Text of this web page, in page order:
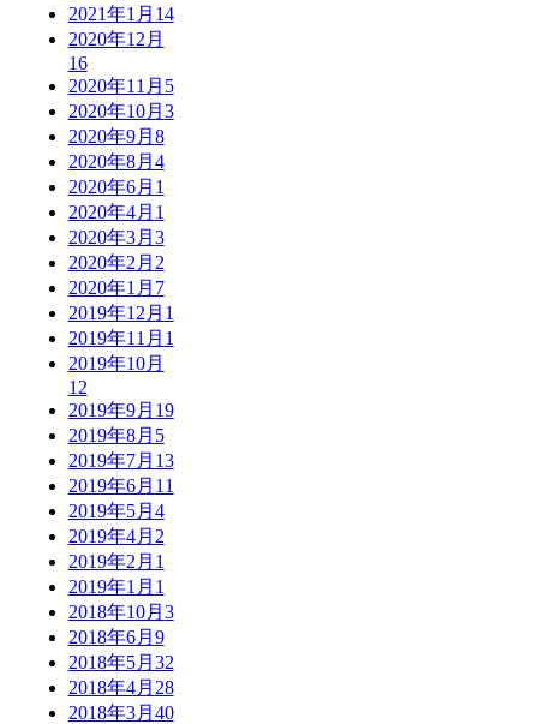
2021年1月 14
2020年12月
16
2020年11月 5
2020年10月 3
2020年9月 8
2020年8月 4
2020年6月 1
2020年4月 1
2020年3月 3
2020年2月 2
2020年1月 7
2019年12月 1
2019年11月 1
2019年10月
12
2019年9月 19
2019年8月 5
2019年7月 13
2019年6月 11
2019年5月 4
2019年4月 2
2019年2月 1
2019年1月 1
2018年10月 3
2018年6月 9
2018年5月 32
2018年4月 28
2018年3月 40